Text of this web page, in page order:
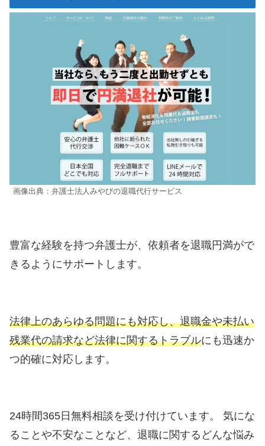
画像出典：弁護士法人みやびの退職代行サービス
豊富な経験を持つ弁護士が、依頼者を退職円満がで
きるようにサポートします。
法律上のあらゆる問題にも対応し、退職金や未払い
残業代の請求など法律に関するトラブルにも迅速か
つ的確に対応します。
24時間365日無料相談を受け付けています。 気にな
ることや不安なことなど、退職に関するどんな悩み